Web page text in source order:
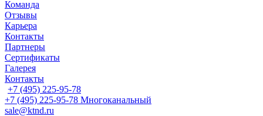
Команда
Отзывы
Карьера
Контакты
Партнеры
Сертификаты
Галерея
Контакты
+7 (495) 225-95-78
+7 (495) 225-95-78 Многоканальный
sale@ktnd.ru